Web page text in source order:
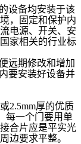
设备均安装于该
，固定和保护内
电源、开关、安
家相关的行业标
远期修改和增加
要安装好设备并
2.5mm厚的优质
每一个门要用单
合片应是平实光
边要求平整。